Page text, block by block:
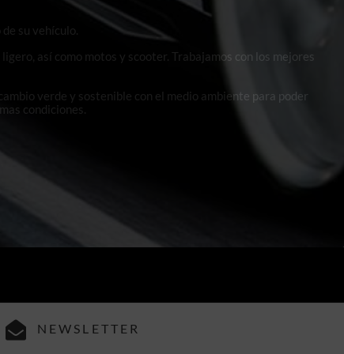
su vehículo.
así como motos y scooter. Trabajamos con los mejores
verde y sostenible con el medio ambiente para poder
condiciones.
NEWSLETTER